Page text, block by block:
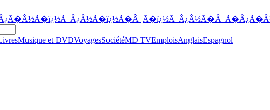
Musique et DVDVoyagesSociétéMD TVEmploisAnglaisEspagnol